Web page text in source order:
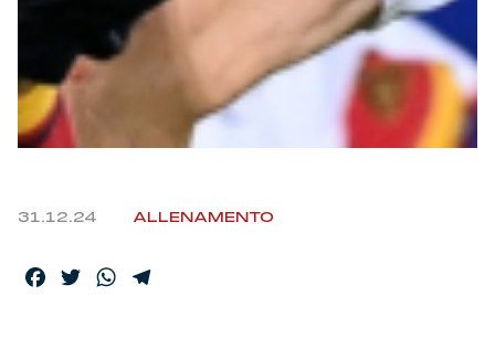
Caffè Boasi x Genoa
Helan x Genoa
Isolani x Genoa
Fortissimo batte il mio cuor
31.12.24 ALLENAMENTO
Facebook
TwitterWhatsApp